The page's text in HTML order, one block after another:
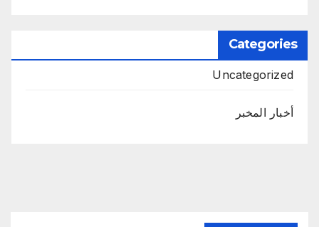
Categories
Uncategorized
أخبار المخبر